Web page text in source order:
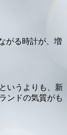
がる時計が、増
いうよりも、新
ンドの気質がも